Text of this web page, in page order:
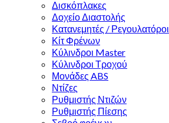
Δισκόπλακες
Δοχείο Διαστολής
Κατανεμητές / Ρεγουλατόροι
Κίτ Φρένων
Κύλινδροι Master
Κύλινδροι Τροχού
Μονάδες ABS
Ντίζες
Ρυθμιστής Ντιζών
Ρυθμιστής Πίεσης